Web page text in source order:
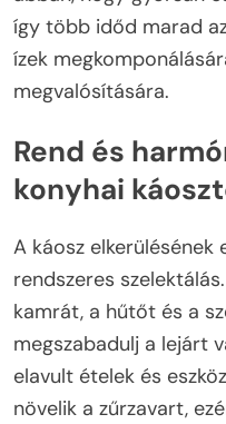
így több időd marad
ízek
megvalósítására.
Rend és
konyhai
A káosz
rendszeres
kamrát, a hűtőt és a
megszabadulj a lejárt
elavult ételek és
növelik a zűrzavart,